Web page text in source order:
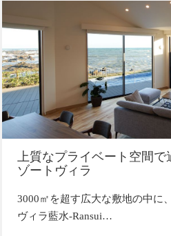
上質なプライベート空間
ゾートヴィラ
3000㎡を超す広大な敷地の中に
ヴィラ藍水-Ransui…